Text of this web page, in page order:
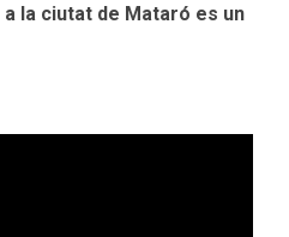
la ciutat de Mataró es un